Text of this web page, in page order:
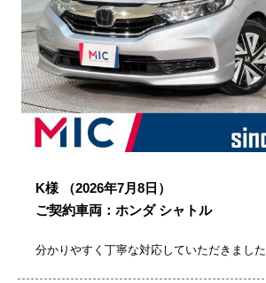
K様
（2026年7月8日）
ご契約車両：ホンダ シャトル
分かりやすく丁寧な対応していただきました